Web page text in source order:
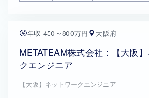
年収 450～800万円 大阪府
METATEAM株式会社：【大阪
クエンジニア
【大阪】ネットワークエンジニア